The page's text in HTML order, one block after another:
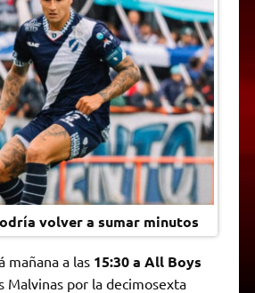
i
n
k
F
r
i
e
n
d
l
y
volver a sumar minutos
mañana a las15:30 a All Boys
Malvinas por la decimosexta